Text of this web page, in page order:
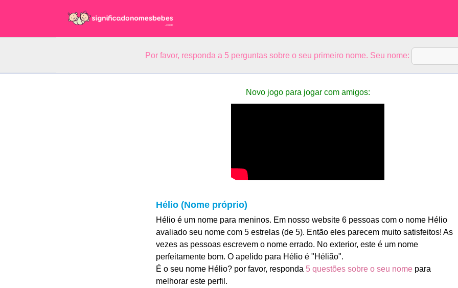
Por favor, responda a 5 perguntas sobre o seu primeiro nome. Seu nome:
Novo jogo para jogar com amigos:
Hélio (Nome próprio)
Hélio é um nome para meninos. Em nosso website 6 pessoas com o nome Hélio
avaliado seu nome com 5 estrelas (de 5). Então eles parecem muito satisfeitos! As
vezes as pessoas escrevem o nome errado. No exterior, este é um nome
perfeitamente bom. O apelido para Hélio é "Hélião".
É o seu nome Hélio? por favor, responda 5 questões sobre o seu nomepara
melhorar este perfil.